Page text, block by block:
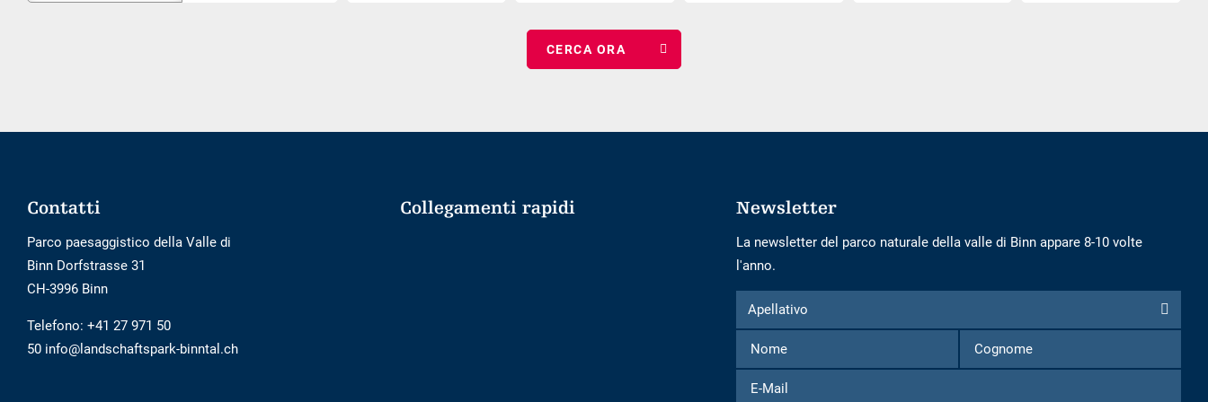
arrivo
Footer
Contatti
Parco paesaggistico della Valle di
Binn Dorfstrasse 31
CH-3996 Binn
Telefono: +41 27 971 50
50 info@landschaftspark-binntal.ch
Collegamenti rapidi Newsletter
La newsletter del parco naturale della valle di Binn appare 8-10 volte
l'anno.
Modulo
per
iscriversi
alla
newsletter
Apellativo
Apellativo
Nome
Cognome